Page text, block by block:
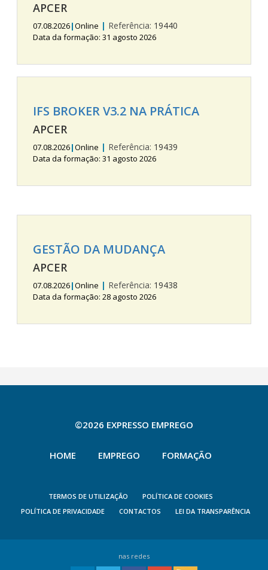
APCER
07.08.2026|Online | Referência: 19440
Data da formação: 31 agosto 2026
IFS BROKER V3.2 NA PRÁTICA
APCER
07.08.2026|Online | Referência: 19439
Data da formação: 31 agosto 2026
GESTÃO DA MUDANÇA
APCER
07.08.2026|Online | Referência: 19438
Data da formação: 28 agosto 2026
©2026 EXPRESSO EMPREGO
HOME EMPREGO FORMAÇÃO
TERMOS DE UTILIZAÇÃO
POLÍTICA DE COOKIES
POLÍTICA DE PRIVACIDADE
CONTACTOS LEI DA TRANSPARÊNCIA
nas redes